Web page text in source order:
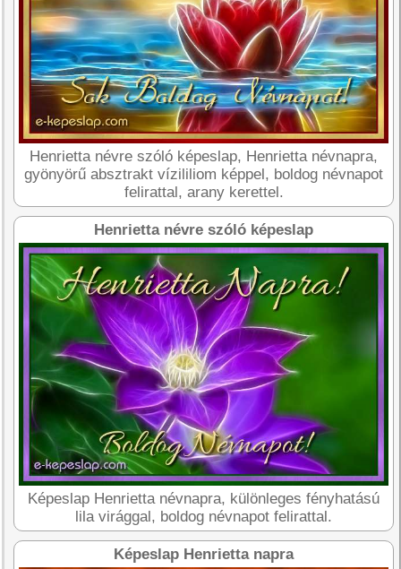
Henrietta névre szóló képeslap, Henrietta névnapra,
gyönyörű absztrakt vízililiom képpel, boldog névnapot
felirattal, arany kerettel.
Henrietta névre szóló képeslap
Képeslap Henrietta névnapra, különleges fényhatású
lila virággal, boldog névnapot felirattal.
Képeslap Henrietta napra